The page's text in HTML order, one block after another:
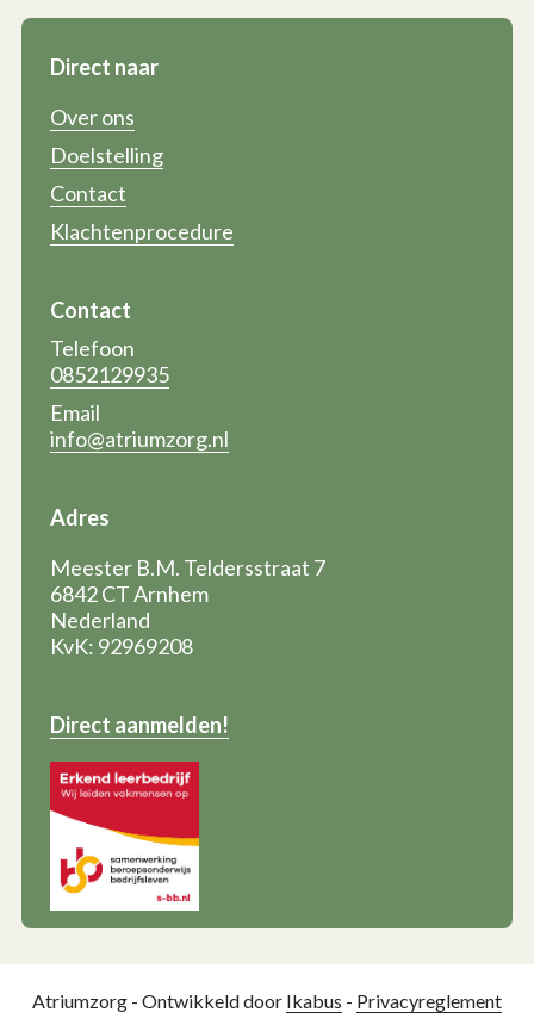
Direct naar
Over ons
Doelstelling
Contact
Klachtenprocedure
Contact
Telefoon
0852129935
Email
info@atriumzorg.nl
Adres
Meester B.M. Teldersstraat 7
6842 CT Arnhem
Nederland
KvK: 92969208
Direct aanmelden!
Atriumzorg - Ontwikkeld door Ikabus - Privacyreglement